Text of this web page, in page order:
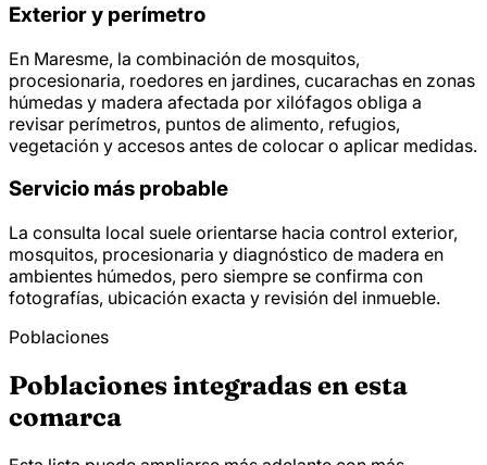
Exterior y perímetro
En Maresme, la combinación de mosquitos,
procesionaria, roedores en jardines, cucarachas en zonas
húmedas y madera afectada por xilófagos obliga a
revisar perímetros, puntos de alimento, refugios,
vegetación y accesos antes de colocar o aplicar medidas.
Servicio más probable
La consulta local suele orientarse hacia control exterior,
mosquitos, procesionaria y diagnóstico de madera en
ambientes húmedos, pero siempre se confirma con
fotografías, ubicación exacta y revisión del inmueble.
Poblaciones
Poblaciones integradas en esta
comarca